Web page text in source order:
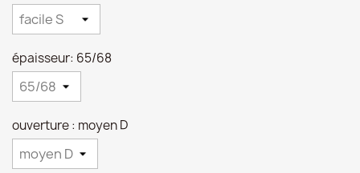
épaisseur: 65/68
ouverture : moyen D